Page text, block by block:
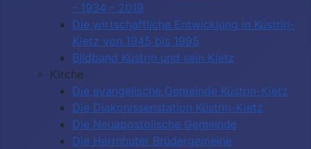
- 1934 - 2019
Die wirtschaftliche Entwicklung in Küstrin-
Kietz von 1945 bis 1995
Bildband Küstrin und sein Kietz
Kirche
Die evangelische Gemeinde Küstrin-Kietz
Die Diakonissenstation Küstrin-Kietz
Die Neuapostolische Gemeinde
Die Herrnhuter Brüdergemeine